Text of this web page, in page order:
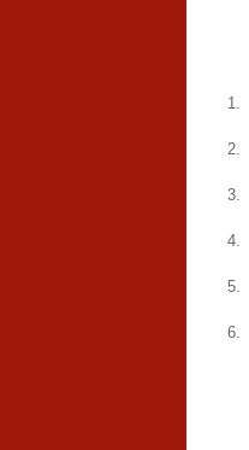
1.
2.
3.
4.
5.
6.